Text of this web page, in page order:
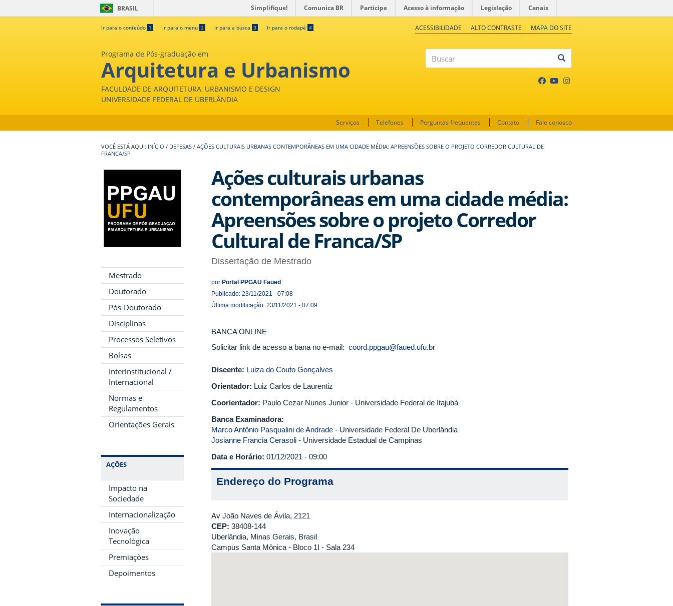
BRASIL Simplifique! Comunica BR Participe Acesso à informação Legislação Canais
Ir para o conteúdo 1 Ir para o menu 2 Ir para a busca 3 Ir para o rodapé 4 ACESSIBILIDADE ALTO CONTRASTE MAPA DO SITE
Programa de Pós-graduação em
Arquitetura e Urbanismo
FACULDADE DE ARQUITETURA, URBANISMO E DESIGN
UNIVERSIDADE FEDERAL DE UBERLÂNDIA
Serviços Telefones Perguntas frequentes Contato Fale conosco
INÍCIO / DEFESAS / AÇÕES CULTURAIS URBANAS CONTEMPORÂNEAS EM UMA CIDADE MÉDIA: APREENSÕES SOBRE O PROJETO CORREDOR CULTURAL DE
FRANCA/SP
Mestrado
Doutorado
Pós-Doutorado
Disciplinas
Processos Seletivos
Bolsas
Interinstitucional /
Internacional
Normas e
Regulamentos
Orientações Gerais
AÇÕES
Impacto na
Sociedade
Internacionalização
Inovação
Tecnológica
Premiações
Depoimentos
Ações culturais urbanas
contemporâneas em uma cidade média:
Apreensões sobre o projeto Corredor
Cultural de Franca/SP
Dissertação de Mestrado
por Portal PPGAU Faued
Publicado: 23/11/2021 - 07:08
Última modificação: 23/11/2021 - 07:09
BANCA ONLINE
Solicitar link de acesso a bana no e-mail: coord.ppgau@faued.ufu.br
Discente: Luiza do Couto Gonçalves
Orientador: Luiz Carlos de Laurentiz
Coorientador: Paulo Cezar Nunes Junior - Universidade Federal de Itajubá
Banca Examinadora:
Marco Antônio Pasqualini de Andrade - Universidade Federal De Uberlândia
Josianne Francia Cerasoli - Universidade Estadual de Campinas
Data e Horário: 01/12/2021 - 09:00
Endereço do Programa
Av João Naves de Ávila, 2121
CEP: 38408-144
Uberlândia, Minas Gerais, Brasil
Campus Santa Mônica - Bloco 1I - Sala 234